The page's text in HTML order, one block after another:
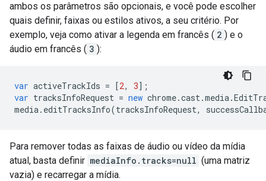
ambos os parâmetros são opcionais, e você pode escolher
quais definir, faixas ou estilos ativos, a seu critério. Por
exemplo, veja como ativar a legenda em francês ( 2 ) e o
áudio em francês ( 3 ):
var activeTrackIds = [2, 3];
var tracksInfoRequest = new chrome.cast.media.
media. editTracksInfo(tracksInfoRequest,
Para remover todas as faixas de áudio ou vídeo da mídia
atual, basta definir mediaInfo.tracks=null (uma matriz
vazia) e recarregar a mídia.